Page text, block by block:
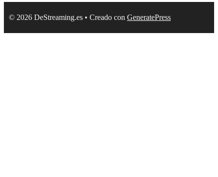
© 2026 DeStreaming.es • Creado con GeneratePress